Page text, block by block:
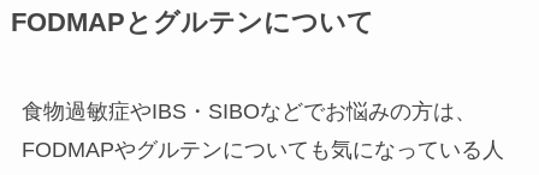
FODMAPとグルテンについて
食物過敏症やIBS・SIBOなどでお悩みの方は、
FODMAPやグルテンについても気になっている人